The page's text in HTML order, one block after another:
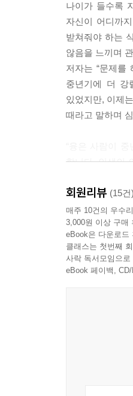
니다. 외향성에
다는 것이지요.
자존감이 낮은
은 단지 작은 문
상대방이 내 인
정할게. 앞으로
가 이 사람의 그
지만 이로 인해
아마 그랬을 것
므로 이 이야기
할로 세상이 정
사랑하는 사람
제 경험에 의하
까 자신에 대한
나이가 들수록
자신이 어디까
받쳐줘야 하는
않음을 느끼며
저자는 “문제를
중년기에 더 강
있었지만, 이제
때라고 말하며
합니다. 인생의
관심의 방향을
우리는 안다. 이
때로 자신도 기
것을. 저자는 마
중년의 독서는 “
혼자서도 건강
중년은 다복하
회원리뷰 (15건)
매주 10건의 우수
3,000원 이상 구매
eBook은 다운로드
클래스는 첫번째
사락 독서모임으
eBook 페이백,